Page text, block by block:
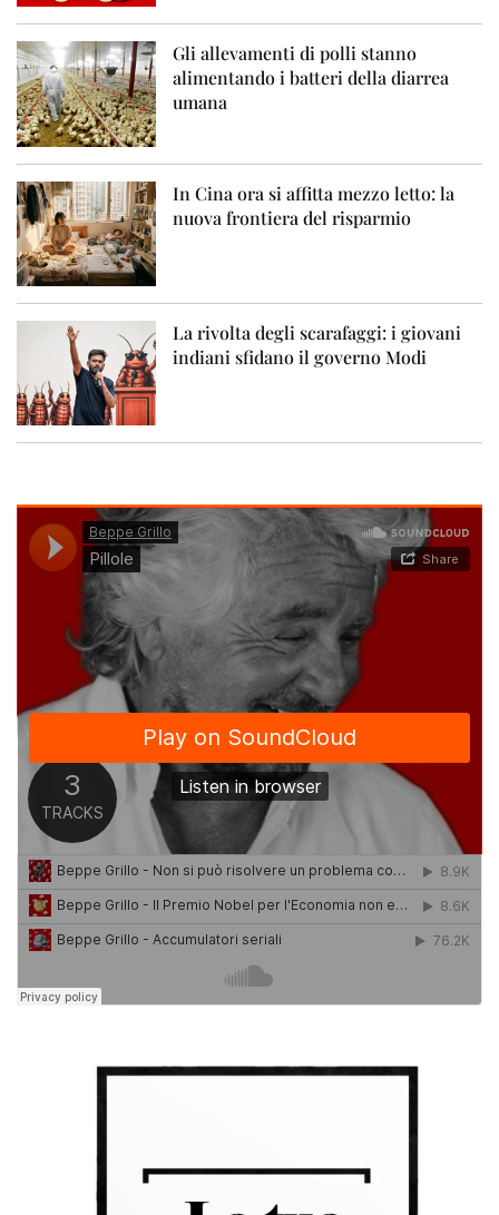
Gli allevamenti di polli stanno
alimentando i batteri della diarrea
umana
In Cina ora si affitta mezzo letto: la
nuova frontiera del risparmio
La rivolta degli scarafaggi: i giovani
indiani sfidano il governo Modi